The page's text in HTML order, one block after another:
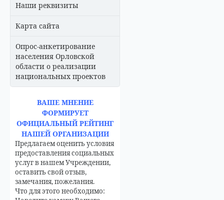
Наши реквизиты
Карта сайта
Опрос-анкетирование
населения Орловской
области о реализации
национальных проектов
ВАШЕ МНЕНИЕ
ФОРМИРУЕТ
ОФИЦИАЛЬНЫЙ РЕЙТИНГ
НАШЕЙ ОРГАНИЗАЦИИ
Предлагаем оценить условия
предоставления социальных
услуг в нашем Учреждении,
оставить свой отзыв,
замечания, пожелания.
Что для этого необходимо: